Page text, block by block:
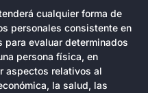
cualquier forma de
personales consistente en
evaluar determinados
persona física, en
aspectos relativos al
la salud, las